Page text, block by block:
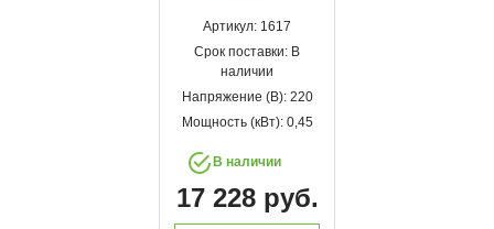
Артикул: 1617
Срок поставки: В
наличии
Напряжение (В): 220
Мощность (кВт): 0,45
В наличии
17 228 руб.